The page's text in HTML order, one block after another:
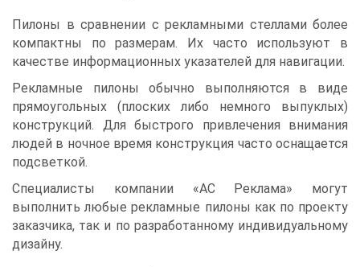
Пилоны в сравнении с рекламными стеллами более
компактны по размерам. Их часто используют в
качестве информационных указателей для навигации.
Рекламные пилоны обычно выполняются в виде
прямоугольных (плоских либо немного выпуклых)
конструкций. Для быстрого привлечения внимания
людей в ночное время конструкция часто оснащается
подсветкой.
Специалисты компании «АС Реклама» могут
выполнить любые рекламные пилоны как по проекту
заказчика, так и по разработанному индивидуальному
дизайну.